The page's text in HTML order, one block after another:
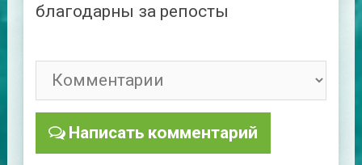
благодарны за репосты
Написать комментарий